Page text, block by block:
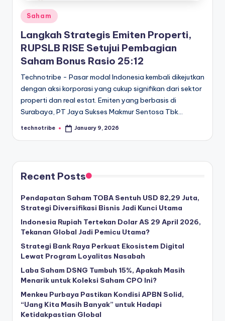
Posted
in
Saham
Langkah Strategis Emiten Properti,
RUPSLB RISE Setujui Pembagian
Saham Bonus Rasio 25:12
Technotribe - Pasar modal Indonesia kembali dikejutkan
dengan aksi korporasi yang cukup signifikan dari sektor
properti dan real estat. Emiten yang berbasis di
Surabaya, PT Jaya Sukses Makmur Sentosa Tbk…
Posted
technotribe January 9, 2026
Recent Posts
Pendapatan Saham TOBA Sentuh USD 82,29 Juta,
Strategi Diversifikasi Bisnis Jadi Kunci Utama
Indonesia Rupiah Tertekan Dolar AS 29 April 2026,
Tekanan Global Jadi Pemicu Utama?
Strategi Bank Raya Perkuat Ekosistem Digital
Lewat Program Loyalitas Nasabah
Laba Saham DSNG Tumbuh 15%, Apakah Masih
Menarik untuk Koleksi Saham CPO Ini?
Menkeu Purbaya Pastikan Kondisi APBN Solid,
“Uang Kita Masih Banyak” untuk Hadapi
Ketidakpastian Global